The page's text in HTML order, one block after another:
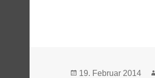
Veröffentlicht
19. Februar 2014